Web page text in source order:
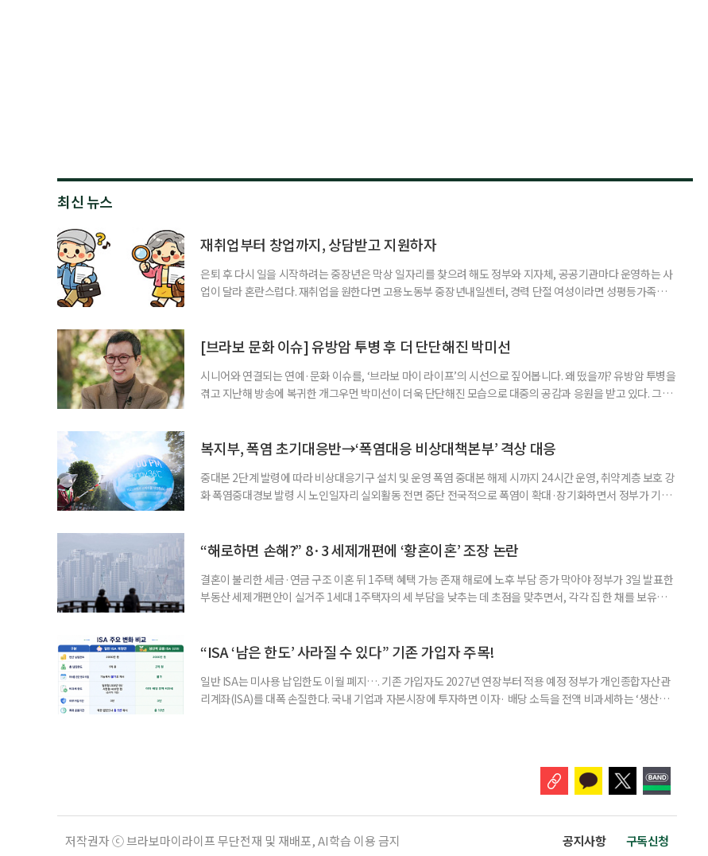
최신 뉴스
재취업부터 창업까지, 상담받고 지원하자
은퇴 후 다시 일을 시작하려는 중장년은 막상 일자리를 찾으려 해도 정부와 지자체, 공공기관마다 운영하는 사
업이 달라 혼란스럽다. 재취업을 원한다면 고용노동부 중장년내일센터, 경력 단절 여성이라면 성평등가족부
준비부터 구직 수당까지 고용노동부 국민취업지원제도 구직활동이 쉽지 않은 사람을 위한 제도다. 개인별 취
업 지원 계획을 세
[브라보 문화 이슈] 유방암 투병 후 더 단단해진 박미선
시니어와 연결되는 연예·문화 이슈를, ‘브라보 마이 라이프’의 시선으로 짚어봅니다. 왜 떴을까? 유방암 투병을
겪고 지난해 방송에 복귀한 개그우먼 박미선이 더욱 단단해진 모습으로 대중의 공감과 응원을 받고 있다. 그러
까. 오랜 방송 생활 뒤 전해진 투병 소식 박미선은 재치 있는 말솜씨와 공감 능력으로
복지부, 폭염 초기대응반→‘폭염대응 비상대책본부’ 격상 대응
중대본 2단계 발령에 따라 비상대응기구 설치 및 운영 폭염 중대본 해제 시까지 24시간 운영, 취약계층 보호 강
화 폭염중대경보 발령 시 노인일자리 실외활동 전면 중단 전국적으로 폭염이 확대·장기화하면서 정부가 기존
책본부(중대본) 2단계(심각)가 발령된 이후에도 폭염이 전국적으로 확대되고 장기화한 데 따른 것이다. 기존에
“해로하면 손해?” 8·3 세제개편에 ‘황혼이혼’ 조장 논란
결혼이 불리한 세금·연금 구조 이혼 뒤 1주택 혜택 가능 존재 해로에 노후 부담 증가 막아야 정부가 3일 발표한
부동산 세제개편안이 실거주 1세대 1주택자의 세 부담을 낮추는 데 초점을 맞추면서, 각각 집 한 채를 보유한
부가 각자 집 한 채씩을 보유하면 한 세대가 두 채를 가진 것으로 보지만, 실제 이혼해 주거와 생계를 분
“ISA ‘남은 한도’ 사라질 수 있다” 기존 가입자 주목!
일반 ISA는 미사용 납입한도 이월 폐지…. 기존 가입자도 2027년 연장부터 적용 예정 정부가 개인종합자산관
리계좌(ISA)를 대폭 손질한다. 국내 기업과 자본시장에 투자하면 이자· 배당 소득을 전액 비과세하는 ‘생산적
저작권자 ⓒ 브라보마이라이프 무단전재 및 재배포, AI학습 이용 금지 공지사항 구독신청